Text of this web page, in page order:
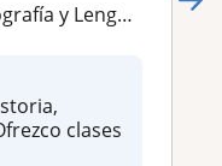
y Lenguaje
clases